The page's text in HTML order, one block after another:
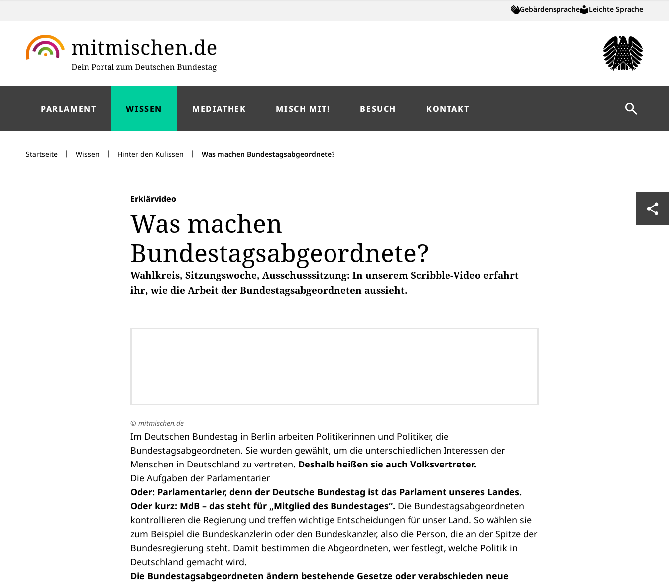
Gebärdensprache Leichte Sprache
PARLAMENT WISSEN MEDIATHEK MISCH MIT! BESUCH KONTAKT Suche
Startseite | Wissen | Hinter den Kulissen | Was machen Bundestagsabgeordnete?
Erklärvideo
Was machen
Bundestagsabgeordnete?
Wahlkreis, Sitzungswoche, Ausschusssitzung: In unserem Scribble-Video erfahrt
ihr, wie die Arbeit der Bundestagsabgeordneten aussieht.
© mitmischen.de
Im Deutschen Bundestag in Berlin arbeiten Politikerinnen und Politiker, die
Bundestagsabgeordneten. Sie wurden gewählt, um die unterschiedlichen Interessen der
Menschen in Deutschland zu vertreten. Deshalb heißen sie auch Volksvertreter.
Die Aufgaben der Parlamentarier
Oder: Parlamentarier, denn der Deutsche Bundestag ist das Parlament unseres Landes.
Oder kurz: MdB – das steht für „Mitglied des Bundestages“. Die Bundestagsabgeordneten
kontrollieren die Regierung und treffen wichtige Entscheidungen für unser Land. So wählen sie
zum Beispiel die Bundeskanzlerin oder den Bundeskanzler, also die Person, die an der Spitze der
Bundesregierung steht. Damit bestimmen die Abgeordneten, wer festlegt, welche Politik in
Deutschland gemacht wird.
Die Bundestagsabgeordneten ändern bestehende Gesetze oder verabschieden neue